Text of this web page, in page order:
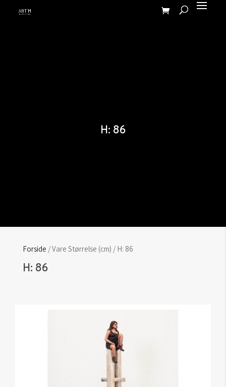
H: 86
Forside / Vare Størrelse (cm) / H: 86
H: 86